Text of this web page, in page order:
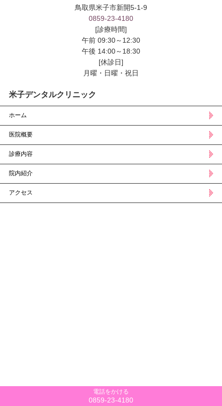
鳥取県米子市新開5-1-9
0859-23-4180
[診療時間]
午前 09:30～12:30
午後 14:00～18:30
[休診日]
月曜・日曜・祝日
電話をかける
0859-23-4180
米子デンタルクリニック
ホーム
医院概要
診療内容
院内紹介
アクセス